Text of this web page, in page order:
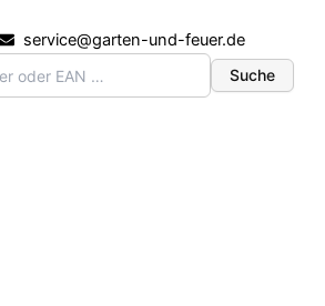
service@garten-und-feuer.de
Suche